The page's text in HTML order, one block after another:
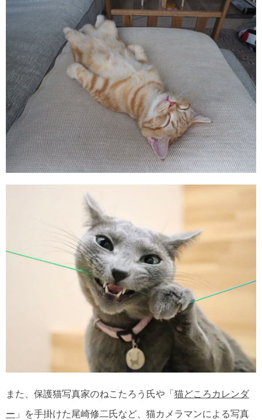
また、保護猫写真家のねこたろう氏や「 猫どころカレンダ
ー 」を手掛けた尾崎修二氏など、猫カメラマンによる写真